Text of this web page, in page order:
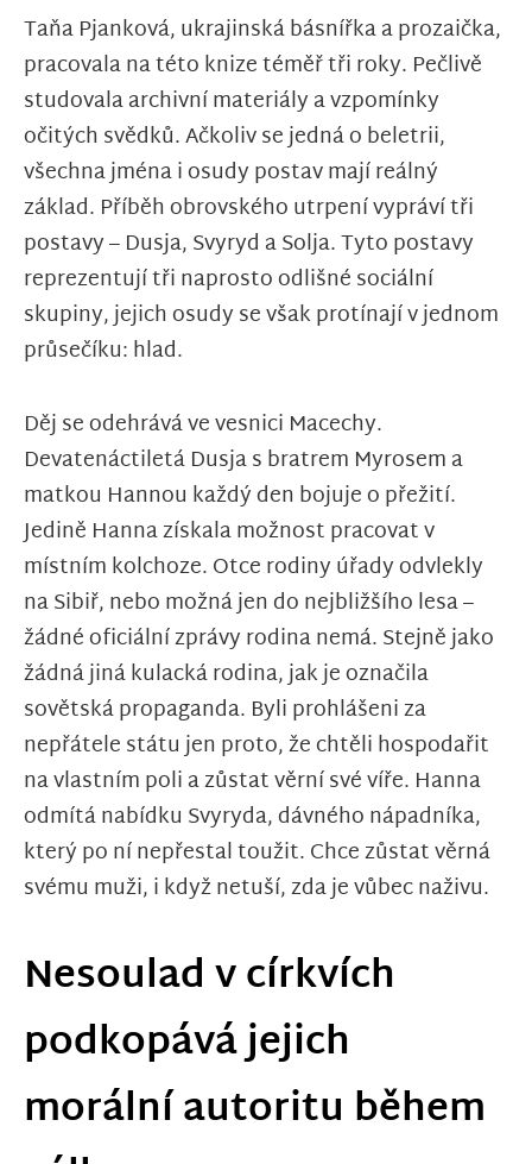
Taňa Pjanková, ukrajinská básnířka a prozaička,
pracovala na této knize téměř tři roky. Pečlivě
studovala archivní materiály a vzpomínky
očitých svědků. Ačkoliv se jedná o beletrii,
všechna jména i osudy postav mají reálný
základ. Příběh obrovského utrpení vypráví tři
postavy – Dusja, Svyryd a Solja. Tyto postavy
reprezentují tři naprosto odlišné sociální
skupiny, jejich osudy se však protínají v jednom
průsečíku: hlad.
Děj se odehrává ve vesnici Macechy.
Devatenáctiletá Dusja s bratrem Myrosem a
matkou Hannou každý den bojuje o přežití.
Jedině Hanna získala možnost pracovat v
místním kolchoze. Otce rodiny úřady odvlekly
na Sibiř, nebo možná jen do nejbližšího lesa –
žádné oficiální zprávy rodina nemá. Stejně jako
žádná jiná kulacká rodina, jak je označila
sovětská propaganda. Byli prohlášeni za
nepřátele státu jen proto, že chtěli hospodařit
na vlastním poli a zůstat věrní své víře. Hanna
odmítá nabídku Svyryda, dávného nápadníka,
který po ní nepřestal toužit. Chce zůstat věrná
svému muži, i když netuší, zda je vůbec naživu.
Nesoulad v církvích
podkopává jejich
morální autoritu během